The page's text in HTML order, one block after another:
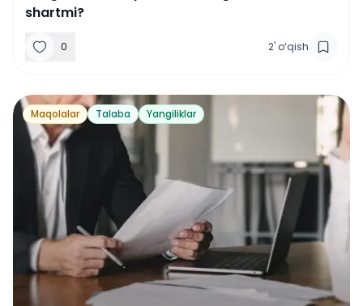
shartmi?
0 2' o‘qish
Maqolalar Talaba Yangiliklar